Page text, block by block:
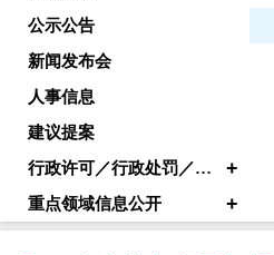
公示公告
新闻发布会
人事信息
建议提案
行政许可／行政处罚／其他对外管理服务 +
重点领域信息公开
+